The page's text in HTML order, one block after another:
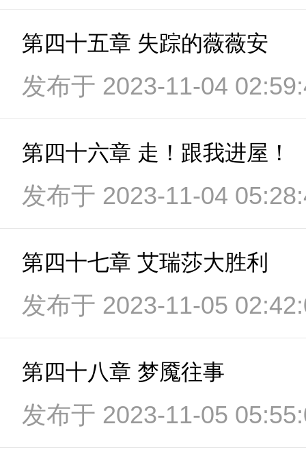
第四十五章 失踪的薇薇安
发布于 2023-11-04
第四十六章 走！跟我进屋！
发布于 2023-11-04
第四十七章 艾瑞莎大胜利
发布于 2023-11-05
第四十八章 梦魇往事
发布于 2023-11-05